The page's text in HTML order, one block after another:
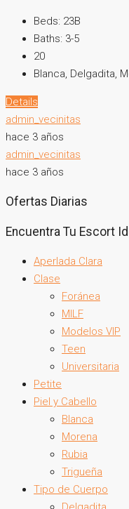
Beds: 23B
Baths: 3-5
20
Blanca, Delgadita,
Details
admin_vecinitas
hace 3 años
admin_vecinitas
hace 3 años
Ofertas Diarias
Encuentra Tu Escort
Aperlada Clara
Clase
Foránea
MILF
Modelos VIP
Teen
Universitaria
Petite
Piel y Cabello
Blanca
Morena
Rubia
Trigueña
Tipo de Cuerpo